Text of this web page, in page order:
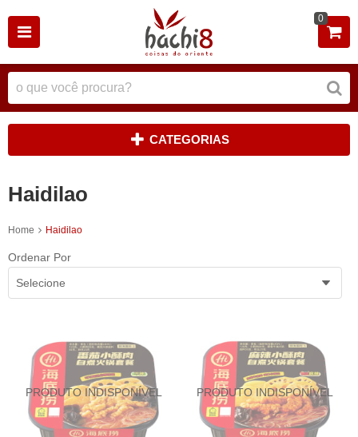
0
CATEGORIAS
Haidilao
Home Haidilao
Ordenar Por
Selecione